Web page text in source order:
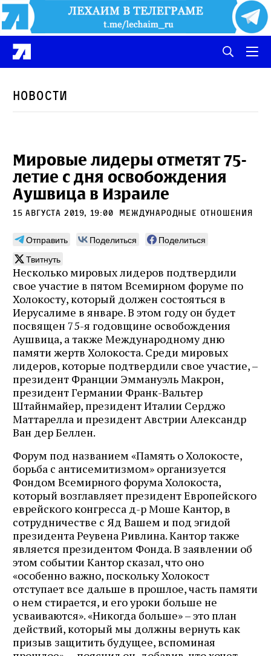
Новости
Мировые лидеры отметят 75-
летие с дня освобождения
Аушвица в Израиле
15 августа 2019, 19:00 международные отношения
Отправить Поделиться
Поделиться
Твитнуть
Несколько мировых лидеров подтвердили
свое участие в пятом Всемирном форуме по
Холокосту, который должен состояться в
Иерусалиме в январе. В этом году он будет
посвящен 75-я годовщине освобождения
Аушвица, а также Международному дню
памяти жертв Холокоста. Среди мировых
лидеров, которые подтвердили свое участие, –
президент Франции Эммануэль Макрон,
президент Германии Франк-Вальтер
Штайнмайер, президент Италии Серджо
Маттарелла и президент Австрии Александр
Ван дер Беллен.
Форум под названием «Память о Холокосте,
борьба с антисемитизмом» организуется
Фондом Всемирного форума Холокоста,
который возглавляет президент Европейского
еврейского конгресса д-р Моше Кантор, в
сотрудничестве с Яд Вашем и под эгидой
президента Реувена Ривлина. Кантор также
является президентом Фонда. В заявлении об
этом событии Кантор сказал, что оно
«особенно важно, поскольку Холокост
отступает все дальше в прошлое, часть памяти
о нем стирается, и его уроки больше не
усваиваются». «Никогда больше» – это план
действий, который мы должны вернуть как
призыв защитить будущее, вспоминая